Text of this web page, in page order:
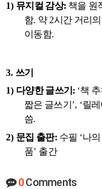
1) 뮤지컬 감상: 책을 원
함. 약 2시간 거리
이동함.
3. 쓰기
1) 다양한 글쓰기 : ‘책
짧은 글쓰기 ’, ‘릴레
씀.
2) 문집 출판: 수필 ‘나
품’ 출간
0Comments